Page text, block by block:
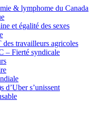
& lymphome du Canada
et égalité des sexes
travailleurs agricoles
– Fierté syndicale
d’Uber s’unissent